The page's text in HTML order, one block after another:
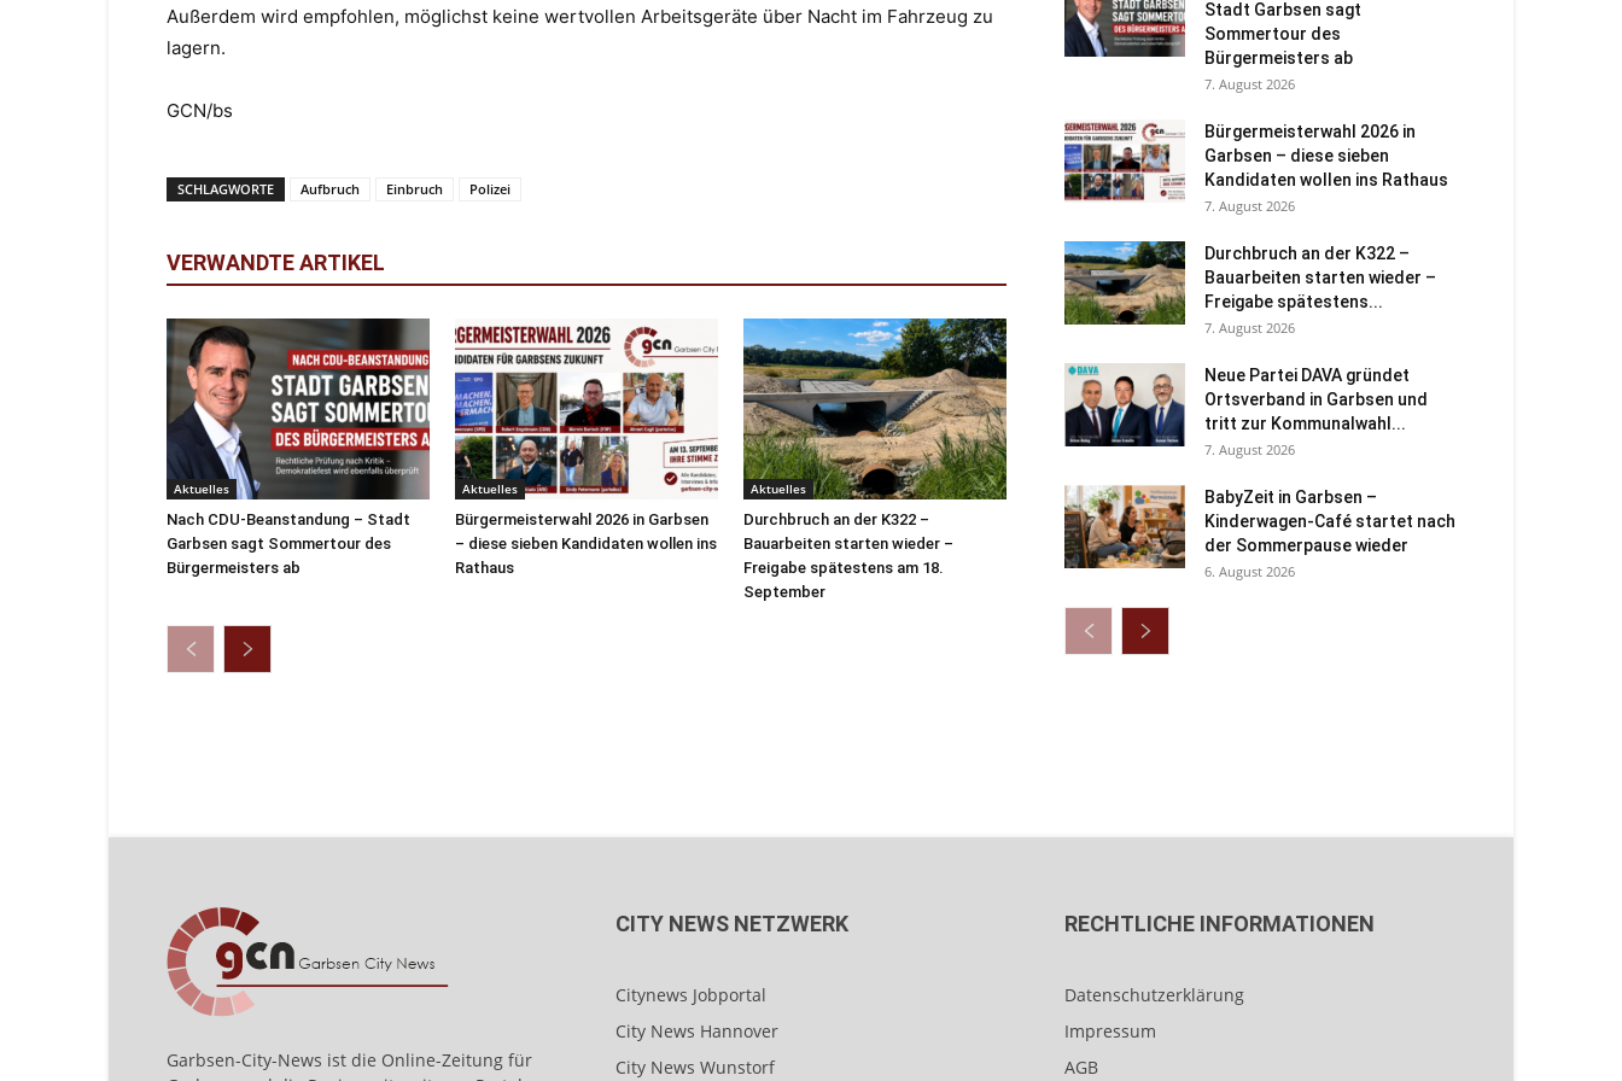
Außerdem wird empfohlen, möglichst keine wertvollen Arbeitsgeräte über Nacht im Fahrzeug zu
lagern.
GCN/bs
SCHLAGWORTE Aufbruch Einbruch Polizei
VERWANDTE ARTIKEL
Aktuelles
Nach CDU-Beanstandung – Stadt
Garbsen sagt Sommertour des
Bürgermeisters ab
Aktuelles
Bürgermeisterwahl 2026 in Garbsen
– diese sieben Kandidaten wollen ins
Rathaus
Aktuelles
Durchbruch an der K322 –
Bauarbeiten starten wieder –
Freigabe spätestens am 18.
September
Stadt Garbsen sagt
Sommertour des
Bürgermeisters ab
7. August 2026
Bürgermeisterwahl 2026 in
Garbsen – diese sieben
Kandidaten wollen ins Rathaus
7. August 2026
Durchbruch an der K322 –
Bauarbeiten starten wieder –
Freigabe spätestens...
7. August 2026
Neue Partei DAVA gründet
Ortsverband in Garbsen und
tritt zur Kommunalwahl...
7. August 2026
BabyZeit in Garbsen –
Kinderwagen-Café startet nach
der Sommerpause wieder
6. August 2026
Garbsen-City-News ist die Online-Zeitung für
CITY NEWS NETZWERK
Citynews Jobportal
City News Hannover
City News Wunstorf
RECHTLICHE INFORMATIONEN
Datenschutzerklärung
Impressum
AGB